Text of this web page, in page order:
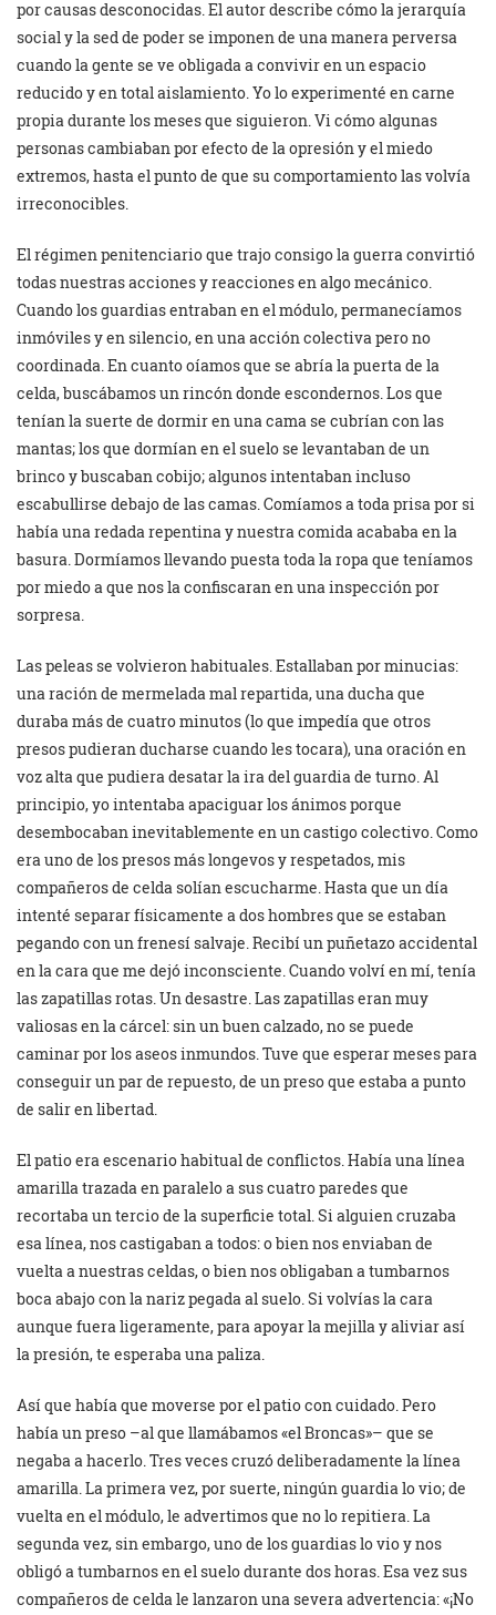
por causas desconocidas. El autor describe cómo la jerarquía
social y la sed de poder se imponen de una manera perversa
cuando la gente se ve obligada a convivir en un espacio
reducido y en total aislamiento. Yo lo experimenté en carne
propia durante los meses que siguieron. Vi cómo algunas
personas cambiaban por efecto de la opresión y el miedo
extremos, hasta el punto de que su comportamiento las volvía
irreconocibles.
El régimen penitenciario que trajo consigo la guerra convirtió
todas nuestras acciones y reacciones en algo mecánico.
Cuando los guardias entraban en el módulo, permanecíamos
inmóviles y en silencio, en una acción colectiva pero no
coordinada. En cuanto oíamos que se abría la puerta de la
celda, buscábamos un rincón donde escondernos. Los que
tenían la suerte de dormir en una cama se cubrían con las
mantas; los que dormían en el suelo se levantaban de un
brinco y buscaban cobijo; algunos intentaban incluso
escabullirse debajo de las camas. Comíamos a toda prisa por si
había una redada repentina y nuestra comida acababa en la
basura. Dormíamos llevando puesta toda la ropa que teníamos
por miedo a que nos la confiscaran en una inspección por
sorpresa.
Las peleas se volvieron habituales. Estallaban por minucias:
una ración de mermelada mal repartida, una ducha que
duraba más de cuatro minutos (lo que impedía que otros
presos pudieran ducharse cuando les tocara), una oración en
voz alta que pudiera desatar la ira del guardia de turno. Al
principio, yo intentaba apaciguar los ánimos porque
desembocaban inevitablemente en un castigo colectivo. Como
era uno de los presos más longevos y respetados, mis
compañeros de celda solían escucharme. Hasta que un día
intenté separar físicamente a dos hombres que se estaban
pegando con un frenesí salvaje. Recibí un puñetazo accidental
en la cara que me dejó inconsciente. Cuando volví en mí, tenía
las zapatillas rotas. Un desastre. Las zapatillas eran muy
valiosas en la cárcel: sin un buen calzado, no se puede
caminar por los aseos inmundos. Tuve que esperar meses para
conseguir un par de repuesto, de un preso que estaba a punto
de salir en libertad.
El patio era escenario habitual de conflictos. Había una línea
amarilla trazada en paralelo a sus cuatro paredes que
recortaba un tercio de la superficie total. Si alguien cruzaba
esa línea, nos castigaban a todos: o bien nos enviaban de
vuelta a nuestras celdas, o bien nos obligaban a tumbarnos
boca abajo con la nariz pegada al suelo. Si volvías la cara
aunque fuera ligeramente, para apoyar la mejilla y aliviar así
la presión, te esperaba una paliza.
Así que había que moverse por el patio con cuidado. Pero
había un preso –al que llamábamos «el Broncas»– que se
negaba a hacerlo. Tres veces cruzó deliberadamente la línea
amarilla. La primera vez, por suerte, ningún guardia lo vio; de
vuelta en el módulo, le advertimos que no lo repitiera. La
segunda vez, sin embargo, uno de los guardias lo vio y nos
obligó a tumbarnos en el suelo durante dos horas. Esa vez sus
compañeros de celda le lanzaron una severa advertencia: «¡No